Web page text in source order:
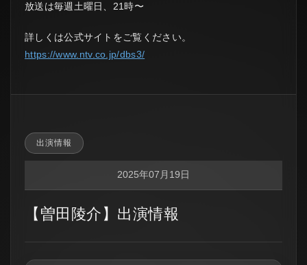
放送は毎週土曜日、21時〜
詳しくは公式サイトをご覧ください。
https://www.ntv.co.jp/dbs3/
出演情報
2025年07月19日
【曽田陵介】出演情報